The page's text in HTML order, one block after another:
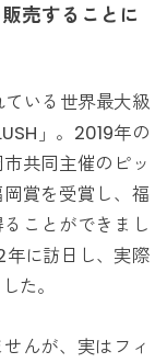
売することに
いる世界最大級
」。2019年の
共同主催のピッ
賞を受賞し、福
ことができまし
に訪日し、実際
た。
んが、実はフィ